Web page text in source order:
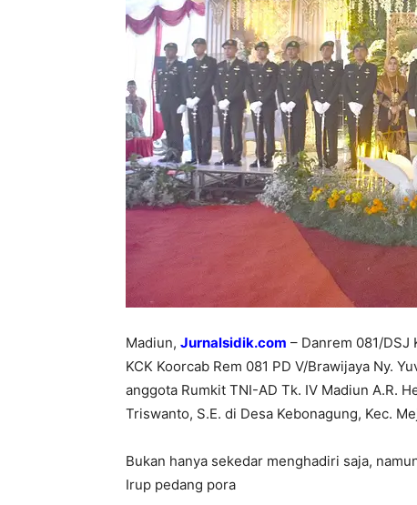
Madiun, Jurnalsidik.com – Danrem 081/DSJ
KCK Koorcab Rem 081 PD V/Brawijaya Ny.
anggota Rumkit TNI-AD Tk. IV Madiun A.R.
Triswanto, S.E. di Desa Kebonagung, Kec.
Bukan hanya sekedar menghadiri saja,
Irup pedang pora